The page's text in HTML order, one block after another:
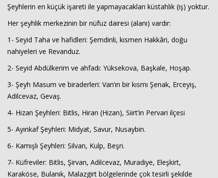
Şeyhlerin en küçük işareti ile yapmayacakları küstahlık (iş) yoktur.
Her şeyhlik merkezinin bir nüfuz dairesi (alanı) vardır:
1- Seyid Taha ve hafidleri: Şemdinli, kısmen Hakkâri, doğu
nahiyeleri ve Revanduz.
2- Seyid Abdülkerim ve ahfadı: Yüksekova, Başkale, Hoşap.
3- Şeyh Masum ve biraderleri: Van’ın bir kısmı Şenak, Erceyiş,
Adilcevaz, Gevaş.
4- Hizan Şeyhleri: Bitlis, Hiran (Hizan), Siirt’in Pervari ilçesi
5- Ayınkaf Şeyhleri: Midyat, Savur, Nusaybin.
6- Kamışlı Şeyhleri: Silvan, Kulp, Beşri.
7- Küfreviler: Bitlis, Şirvan, Adilcevaz, Muradiye, Eleşkirt,
Karaköse, Bulanık, Malazgirt bölgelerinde çok tesirli şekilde